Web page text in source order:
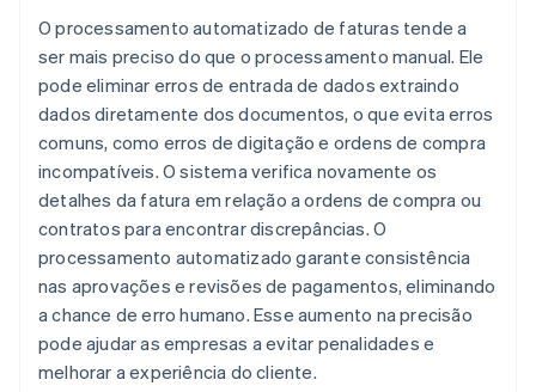
O processamento automatizado de faturas tende a
ser mais preciso do que o processamento manual. Ele
pode eliminar erros de entrada de dados extraindo
dados diretamente dos documentos, o que evita erros
comuns, como erros de digitação e ordens de compra
incompatíveis. O sistema verifica novamente os
detalhes da fatura em relação a ordens de compra ou
contratos para encontrar discrepâncias. O
processamento automatizado garante consistência
nas aprovações e revisões de pagamentos, eliminando
a chance de erro humano. Esse aumento na precisão
pode ajudar as empresas a evitar penalidades e
melhorar a experiência do cliente.